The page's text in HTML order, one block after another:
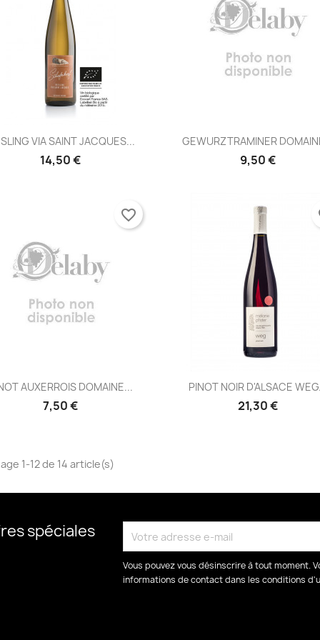
VIA SAINT JACQUES...
14,50 €
Aperçu rapide GEWURZTRAMINER
9,50 €
Aperçu rapide
AUXERROIS DOMAINE...
7,50 €
Aperçu rapide
favorite_border
PINOT NOIR D'ALSACE
21,30 €
Aperçu rapide
1-12 de 14 article(s)
spéciales
Vous pouvez vous désinscrire à tout moment.
informations de contact dans les conditions